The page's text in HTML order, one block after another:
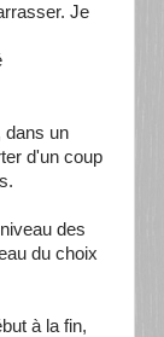
Je
dans un
d'un coup
des
du choix
à la fin,